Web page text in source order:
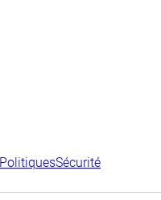
PolitiquesSécurité